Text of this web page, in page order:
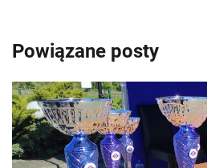
Powiązane posty